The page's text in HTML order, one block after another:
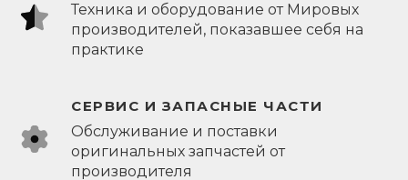
Техника и оборудование от Мировых
производителей, показавшее себя на
практике
СЕРВИС И ЗАПАСНЫЕ ЧАСТИ
Обслуживание и поставки
оригинальных запчастей от
производителя